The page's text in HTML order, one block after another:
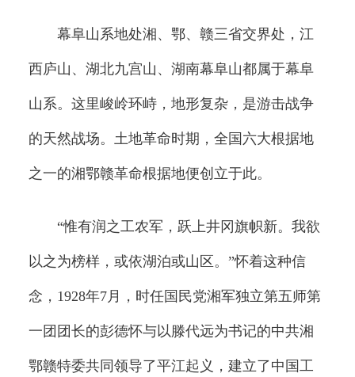
幕阜山系地处湘、鄂、赣三省交界处，江
西庐山、湖北九宫山、湖南幕阜山都属于幕阜
山系。这里峻岭环峙，地形复杂，是游击战争
的天然战场。土地革命时期，全国六大根据地
之一的湘鄂赣革命根据地便创立于此。
“惟有润之工农军，跃上井冈旗帜新。我欲
以之为榜样，或依湖泊或山区。”怀着这种信
念，1928年7月，时任国民党湘军独立第五师第
一团团长的彭德怀与以滕代远为书记的中共湘
鄂赣特委共同领导了平江起义，建立了中国工